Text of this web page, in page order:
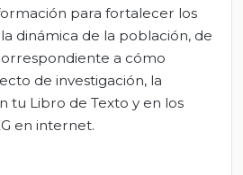
para fortalecer los
dinámica de la población, de
a cómo
de investigación, la
tu Libro de Texto y en los
en internet.